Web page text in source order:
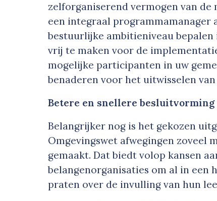
zelforganiserend vermogen van de
een integraal programmamanager
bestuurlijke ambitieniveau
vrij te maken voor de
mogelijke participanten in uw
benaderen voor het uitwisselen
Betere en snellere besluitvorming
Belangrijker nog is het gekozen
Omgevingswet afwegingen zoveel
gemaakt. Dat biedt volop kansen
belangenorganisaties om al in een
praten over de invulling van hun